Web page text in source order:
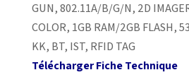
GUN, 802.11A/B/G/N, 2D
COLOR, 1GB RAM/2GB FLASH,
KK, BT, IST, RFID TAG
Télécharger Fiche Technique